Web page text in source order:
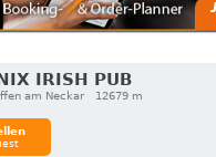
IRISH PUB
am Neckar 12679 m